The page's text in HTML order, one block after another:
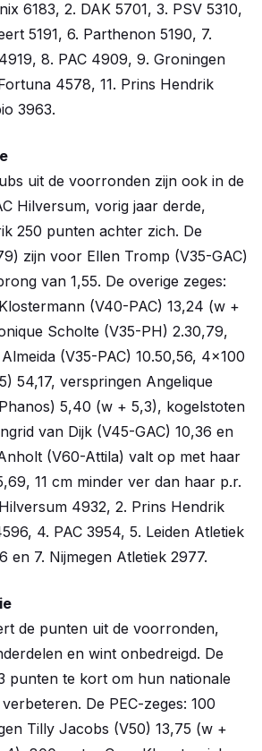
6183, 2. DAK 5701, 3. PSV 5310,
5191, 6. Parthenon 5190, 7.
8. PAC 4909, 9. Groningen
4578, 11. Prins Hendrik
3963.
uit de voorronden zijn ook in de
Hilversum, vorig jaar derde,
250 punten achter zich. De
zijn voor Ellen Tromp (V35-GAC)
van 1,55. De overige zeges:
(V40-PAC) 13,24 (w +
Scholte (V35-PH) 2.30,79,
(V35-PAC) 10.50,56, 4x100
54,17, verspringen Angelique
5,40 (w + 5,3), kogelstoten
van Dijk (V45-GAC) 10,36 en
(V60-Attila) valt op met haar
11 cm minder ver dan haar p.r.
4932, 2. Prins Hendrik
4. PAC 3954, 5. Leiden Atletiek
en 7. Nijmegen Atletiek 2977.
de punten uit de voorronden,
en wint onbedreigd. De
punten te kort om hun nationale
De PEC-zeges: 100
Tilly Jacobs (V50) 13,75 (w +